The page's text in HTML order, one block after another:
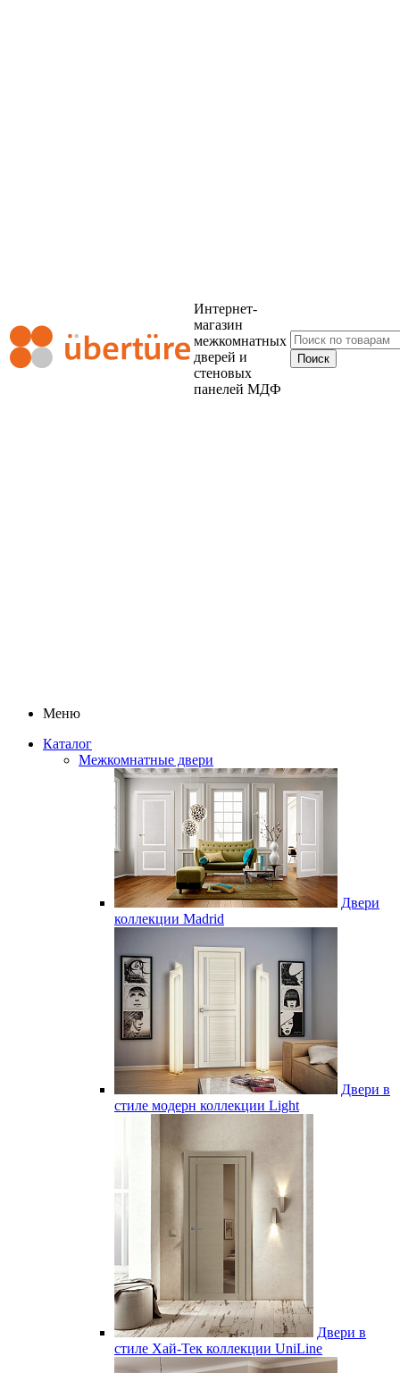
Интернет-
магазин
межкомнатных
дверей и
стеновых
панелей МДФ
Меню
Каталог
Межкомнатные двери
Двери
коллекции Madrid
Двери в
стиле модерн коллекции Light
Двери в
стиле Хай-Тек коллекции UniLine